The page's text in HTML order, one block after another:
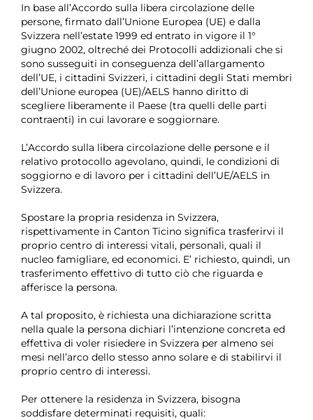
In base all’Accordo sulla libera circolazione delle
persone, firmato dall’Unione Europea (UE) e dalla
Svizzera nell’estate 1999 ed entrato in vigore il 1°
giugno 2002, oltreché dei Protocolli addizionali che si
sono susseguiti in conseguenza dell’allargamento
dell’UE, i cittadini Svizzeri, i cittadini degli Stati membri
dell’Unione europea (UE)/AELS hanno diritto di
scegliere liberamente il Paese (tra quelli delle parti
contraenti) in cui lavorare e soggiornare.
L’Accordo sulla libera circolazione delle persone e il
relativo protocollo agevolano, quindi, le condizioni di
soggiorno e di lavoro per i cittadini dell’UE/AELS in
Svizzera.
Spostare la propria residenza in Svizzera,
rispettivamente in Canton Ticino significa trasferirvi il
proprio centro di interessi vitali, personali, quali il
nucleo famigliare, ed economici. E’ richiesto, quindi, un
trasferimento effettivo di tutto ciò che riguarda e
afferisce la persona.
A tal proposito, è richiesta una dichiarazione scritta
nella quale la persona dichiari l’intenzione concreta ed
effettiva di voler risiedere in Svizzera per almeno sei
mesi nell’arco dello stesso anno solare e di stabilirvi il
proprio centro di interessi.
Per ottenere la residenza in Svizzera, bisogna
soddisfare determinati requisiti, quali: